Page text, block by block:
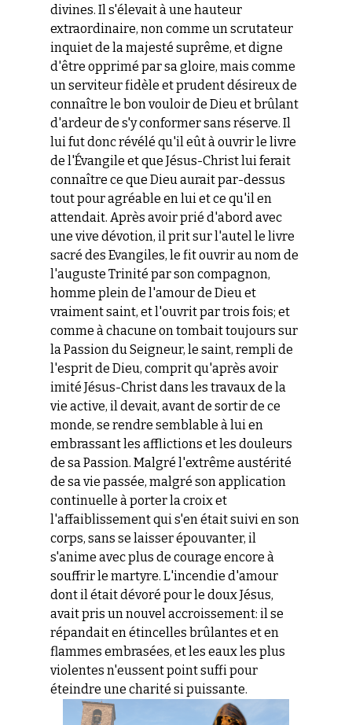
divines. Il s'élevait à une hauteur
extraordinaire, non comme un scrutateur
inquiet de la majesté suprême, et digne
d'être opprimé par sa gloire, mais comme
un serviteur fidèle et prudent désireux de
connaître le bon vouloir de Dieu et brûlant
d'ardeur de s'y conformer sans réserve. Il
lui fut donc révélé qu'il eût à ouvrir le livre
de l'Évangile et que Jésus-Christ lui ferait
connaître ce que Dieu aurait par-dessus
tout pour agréable en lui et ce qu'il en
attendait. Après avoir prié d'abord avec
une vive dévotion, il prit sur l'autel le livre
sacré des Evangiles, le fit ouvrir au nom de
l'auguste Trinité par son compagnon,
homme plein de l'amour de Dieu et
vraiment saint, et l'ouvrit par trois fois; et
comme à chacune on tombait toujours sur
la Passion du Seigneur, le saint, rempli de
l'esprit de Dieu, comprit qu'après avoir
imité Jésus-Christ dans les travaux de la
vie active, il devait, avant de sortir de ce
monde, se rendre semblable à lui en
embrassant les afflictions et les douleurs
de sa Passion. Malgré l'extrême austérité
de sa vie passée, malgré son application
continuelle à porter la croix et
l'affaiblissement qui s'en était suivi en son
corps, sans se laisser épouvanter, il
s'anime avec plus de courage encore à
souffrir le martyre. L'incendie d'amour
dont il était dévoré pour le doux Jésus,
avait pris un nouvel accroissement: il se
répandait en étincelles brûlantes et en
flammes embrasées, et les eaux les plus
violentes n'eussent point suffi pour
éteindre une charité si puissante.